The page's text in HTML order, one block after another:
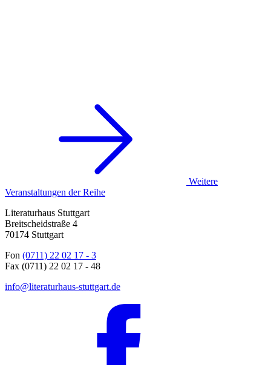
Weitere
Veranstaltungen der Reihe
Literaturhaus Stuttgart
Breitscheidstraße 4
70174 Stuttgart
Fon (0711) 22 02 17 - 3
Fax (0711) 22 02 17 - 48
info@literaturhaus-stuttgart.de